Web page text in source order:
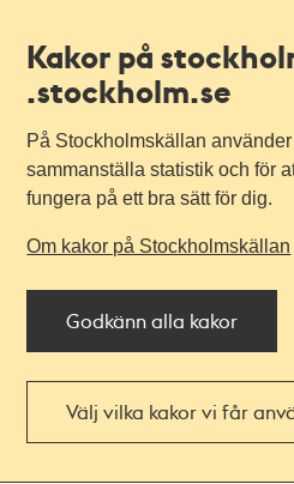
Kakor på
.stockholm.se
På Stockholmskällan
sammanställa statistik och för
fungera på ett bra sätt för dig.
Om kakor på Stockholmskällan
Godkänn alla kakor
Välj vilka kakor vi får